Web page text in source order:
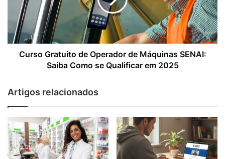
Curso Gratuito de Operador de Máquinas SENAI:
Saiba Como se Qualificar em 2025
Artigos relacionados